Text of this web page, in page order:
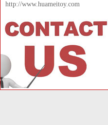
http://www.huameitoy.com